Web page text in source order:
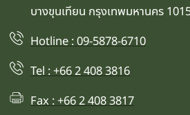
บางขุนเทียน กรุงเทพมหานคร
Hotline : 09-5878-6710
Tel : +66 2 408 3816
Fax : +66 2 408 3817